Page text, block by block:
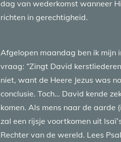
dag van wederkomst wanneer
richten in gerechtigheid.
Afgelopen maandag ben ik mijn
vraag: “Zingt David
niet, want de Heere Jezus was
conclusie. Toch… David kende
komen. Als mens naar de aarde
zal een rijsje voortkomen uit
Rechter van de wereld. Lees